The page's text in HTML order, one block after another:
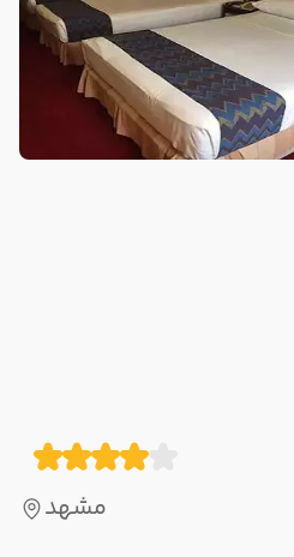
مشهد